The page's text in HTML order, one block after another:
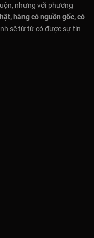
nhưng với phương
hàng có nguồn gốc, có
sẽ từ từ có được sự tin